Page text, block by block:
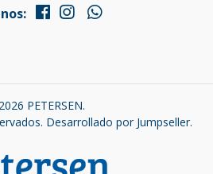
PETERSEN.
Desarrollado por Jumpseller.